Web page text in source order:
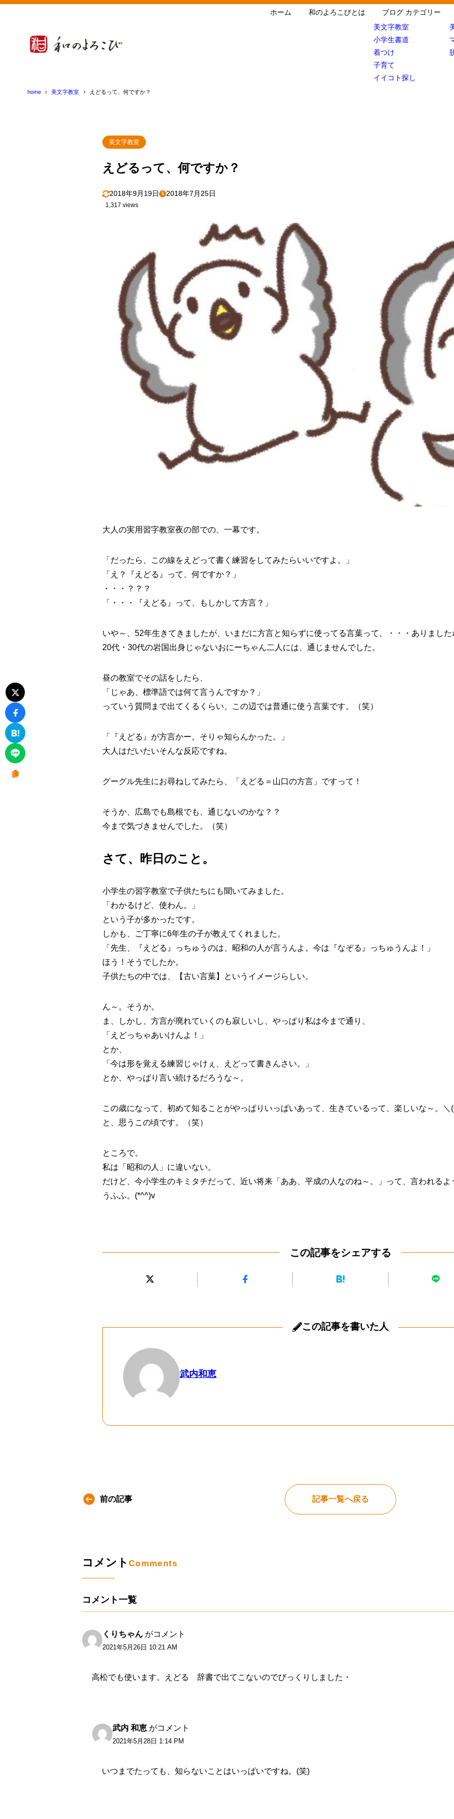
ホーム 和のよろこびとは
ブログ カテゴリー
美文字教室
小学生書道
着つけ
子育て
イイコト探し
home 美文字教室 えどるって、何ですか？
美文字教室
えどるって、何ですか？
2018年9月19日 2018年7月25日
1,317 views
大人の実用習字教室夜の部での、一幕です。
「だったら、この線をえどって書く練習をしてみたらいいですよ。」
「え？『えどる』って、何ですか？」
・・・？？？
「・・・『えどる』って、もしかして方言？」
いや～、52年生きてきましたが、いまだに方言と知らずに使ってる言葉って、・・・ありまし
20代・30代の岩国出身じゃないおにーちゃん二人には、通じませんでした。
昼の教室でその話をしたら、
「じゃあ、標準語では何て言うんですか？」
っていう質問まで出てくるくらい、この辺では普通に使う言葉です。（笑）
「『えどる』が方言かー。そりゃ知らんかった。」
大人はだいたいそんな反応ですね。
グーグル先生にお尋ねしてみたら、「えどる＝山口の方言」ですって！
そうか、広島でも島根でも、通じないのかな？？
今まで気づきませんでした。（笑）
さて、昨日のこと。
小学生の習字教室で子供たちにも聞いてみました。
「わかるけど、使わん。」
という子が多かったです。
しかも、ご丁寧に6年生の子が教えてくれました。
「先生、『えどる』っちゅうのは、昭和の人が言うんよ。今は『なぞる』っちゅうんよ！」
ほう！そうでしたか。
子供たちの中では、【古い言葉】というイメージらしい。
ん～。そうか。
ま、しかし、方言が廃れていくのも寂しいし、やっぱり私は今まで通り、
「えどっちゃあいけんよ！」
とか、
「今は形を覚える練習じゃけぇ、えどって書きんさい。」
とか、やっぱり言い続けるだろうな～。
この歳になって、初めて知ることがやっぱりいっぱいあって、生きているって、楽しいな～。＼
と、思うこの頃です。（笑）
ところで。
私は「昭和の人」に違いない。
だけど、今小学生のキミタチだって、近い将来「ああ、平成の人なのね～。」って、言われる
うふふ。(*^^)v
この記事をシェアする
この記事を書いた人
武内和恵
前の記事 記事一覧へ戻る
コメント Comments
コメント一覧
くりちゃん がコメント
2021年5月26日 10:21 AM
高松でも使います。えどる 辞書で出てこないのでびっくりしました・
武内 和恵 がコメント
2021年5月28日 1:14 PM
いつまでたっても、知らないことはいっぱいですね。(笑)